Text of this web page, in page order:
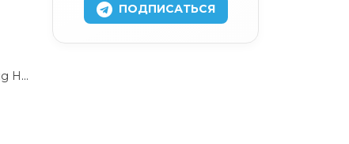
Чехол-накладка Zagg Hampton Case для iPhone 14 Pro пластиковый (матовый серый)
ПОДПИСАТЬСЯ